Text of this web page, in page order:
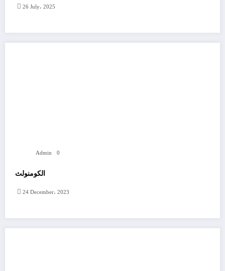
26 July، 2025
Admin 0
الكومنولث
24 December، 2023